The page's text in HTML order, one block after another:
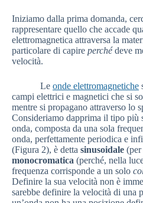
Iniziamo dalla prima domanda,
rappresentare quello che accade
elettromagnetica attraversa la
particolare di capire perchédeve
velocità.
Le onde elettromagnetiche
campi elettrici e magnetici che si
mentre si propagano attraverso lo
Consideriamo dapprima il tipo più
onda, composta da una sola
onda, perfettamente periodica e
(Figura 2), è detta sinusoidale
monocromatica (perché, nella
frequenza corrisponde a un solo
Definire la sua velocità non è
sarebbe definire la velocità di una